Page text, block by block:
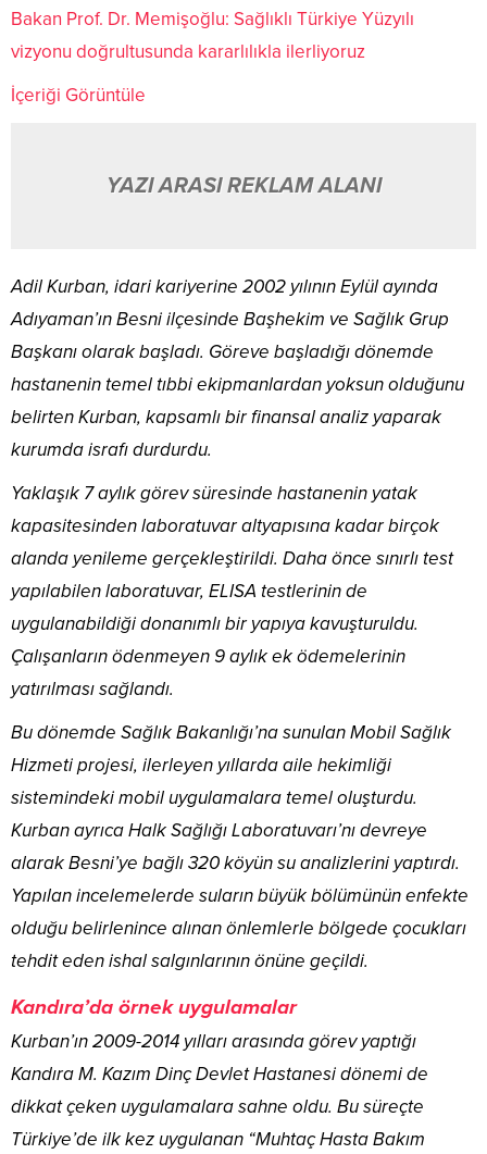
Bakan Prof. Dr. Memişoğlu: Sağlıklı Türkiye Yüzyılı
vizyonu doğrultusunda kararlılıkla ilerliyoruz
İçeriği Görüntüle
YAZI ARASI REKLAM ALANI
Adil Kurban, idari kariyerine 2002 yılının Eylül ayında
Adıyaman’ın Besni ilçesinde Başhekim ve Sağlık Grup
Başkanı olarak başladı. Göreve başladığı dönemde
hastanenin temel tıbbi ekipmanlardan yoksun olduğunu
belirten Kurban, kapsamlı bir finansal analiz yaparak
kurumda israfı durdurdu.
Yaklaşık 7 aylık görev süresinde hastanenin yatak
kapasitesinden laboratuvar altyapısına kadar birçok
alanda yenileme gerçekleştirildi. Daha önce sınırlı test
yapılabilen laboratuvar, ELISA testlerinin de
uygulanabildiği donanımlı bir yapıya kavuşturuldu.
Çalışanların ödenmeyen 9 aylık ek ödemelerinin
yatırılması sağlandı.
Bu dönemde Sağlık Bakanlığı’na sunulan Mobil Sağlık
Hizmeti projesi, ilerleyen yıllarda aile hekimliği
sistemindeki mobil uygulamalara temel oluşturdu.
Kurban ayrıca Halk Sağlığı Laboratuvarı’nı devreye
alarak Besni’ye bağlı 320 köyün su analizlerini yaptırdı.
Yapılan incelemelerde suların büyük bölümünün enfekte
olduğu belirlenince alınan önlemlerle bölgede çocukları
tehdit eden ishal salgınlarının önüne geçildi.
Kandıra’da örnek uygulamalar
Kurban’ın 2009-2014 yılları arasında görev yaptığı
Kandıra M. Kazım Dinç Devlet Hastanesi dönemi de
dikkat çeken uygulamalara sahne oldu. Bu süreçte
Türkiye’de ilk kez uygulanan “Muhtaç Hasta Bakım